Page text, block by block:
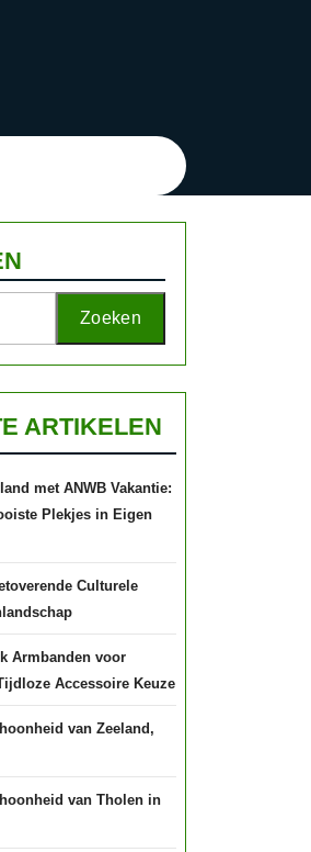
Zoeken
ARTIKELEN
met ANWB Vakantie:
Plekjes in Eigen
Culturele
Armbanden voor
Accessoire Keuze
van Zeeland,
van Tholen in